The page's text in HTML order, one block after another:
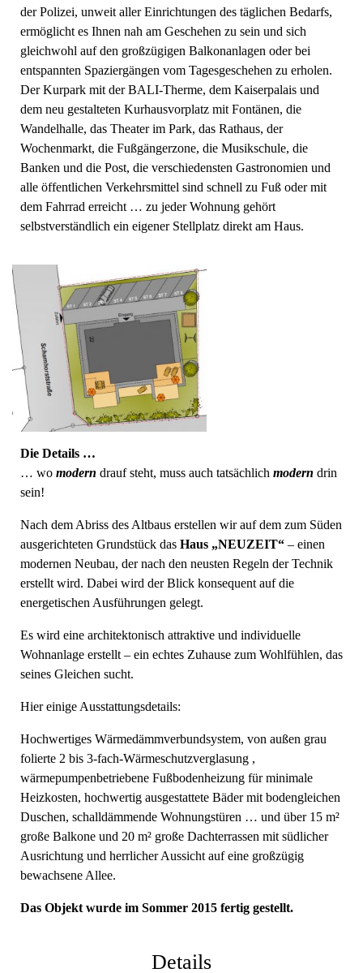
der Polizei, unweit aller Einrichtungen des täglichen Bedarfs,
ermöglicht es Ihnen nah am Geschehen zu sein und sich
gleichwohl auf den großzügigen Balkonanlagen oder bei
entspannten Spaziergängen vom Tagesgeschehen zu erholen.
Der Kurpark mit der BALI-Therme, dem Kaiserpalais und
dem neu gestalteten Kurhausvorplatz mit Fontänen, die
Wandelhalle, das Theater im Park, das Rathaus, der
Wochenmarkt, die Fußgängerzone, die Musikschule, die
Banken und die Post, die verschiedensten Gastronomien und
alle öffentlichen Verkehrsmittel sind schnell zu Fuß oder mit
dem Fahrrad erreicht … zu jeder Wohnung gehört
selbstverständlich ein eigener Stellplatz direkt am Haus.
Die Details …
… wo modern drauf steht, muss auch tatsächlich modern drin
sein!
Nach dem Abriss des Altbaus erstellen wir auf dem zum Süden
ausgerichteten Grundstück das Haus „NEUZEIT“ – einen
modernen Neubau, der nach den neusten Regeln der Technik
erstellt wird. Dabei wird der Blick konsequent auf die
energetischen Ausführungen gelegt.
Es wird eine architektonisch attraktive und individuelle
Wohnanlage erstellt – ein echtes Zuhause zum Wohlfühlen, das
seines Gleichen sucht.
Hier einige Ausstattungsdetails:
Hochwertiges Wärmedämmverbundsystem, von außen grau
folierte 2 bis 3-fach-Wärmeschutzverglasung ,
wärmepumpenbetriebene Fußbodenheizung für minimale
Heizkosten, hochwertig ausgestattete Bäder mit bodengleichen
Duschen, schalldämmende Wohnungstüren … und über 15 m²
große Balkone und 20 m² große Dachterrassen mit südlicher
Ausrichtung und herrlicher Aussicht auf eine großzügig
bewachsene Allee.
Das Objekt wurde im Sommer 2015 fertig gestellt.
Details